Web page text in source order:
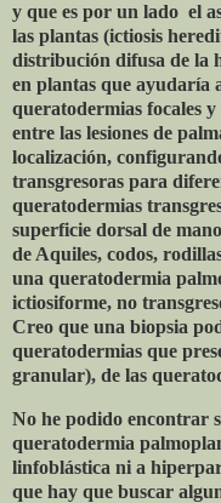
y que es por un lado el
las plantas (ictiosis
distribución difusa de la
en plantas que ayudaría
queratodermias focales
entre las lesiones de
localización,
transgresoras para
queratodermias
superficie dorsal de
de Aquiles, codos,
una queratodermia
ictiosiforme, no
Creo que una biopsia
queratodermias que
granular), de las
No he podido encontrar
queratodermia
linfoblástica ni a
que hay que buscar